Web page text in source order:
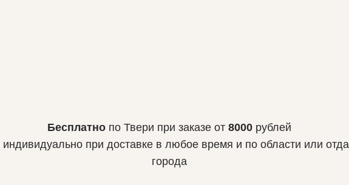
Бесплатнопо Твери при заказе от 8000 рублей
индивидуально при доставке в любое время и по области или
города